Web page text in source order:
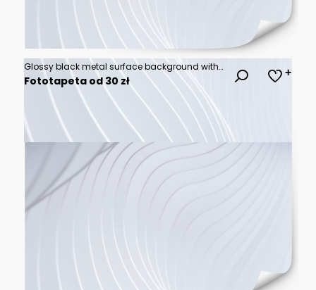
Glossy black metal surface background with diagonal ridges and reflective highlights for modern banner and industrial design use
Fototapeta od 30 zł